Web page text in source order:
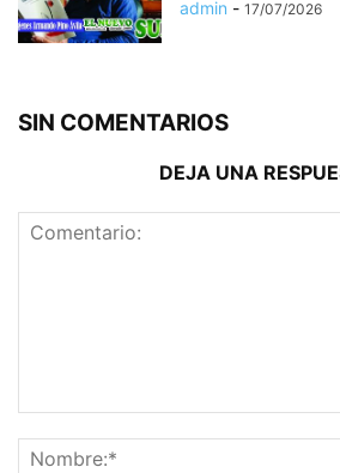
admin - 17/07/2026
SIN COMENTARIOS
DEJA UNA